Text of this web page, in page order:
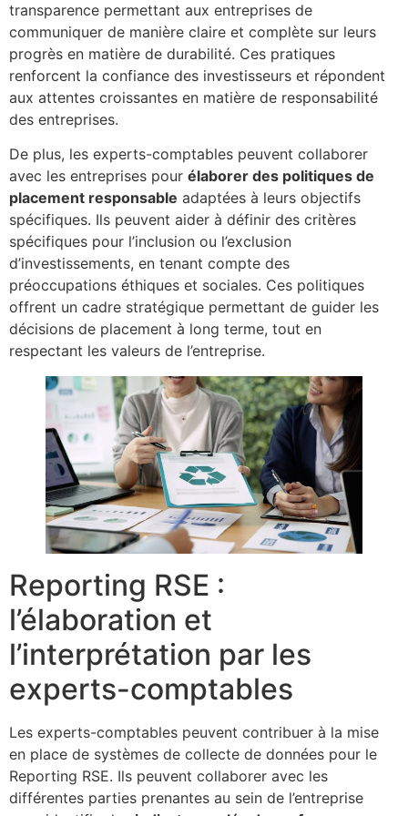
transparence permettant aux entreprises de
communiquer de manière claire et complète sur leurs
progrès en matière de durabilité. Ces pratiques
renforcent la confiance des investisseurs et répondent
aux attentes croissantes en matière de responsabilité
des entreprises.
De plus, les experts-comptables peuvent collaborer
avec les entreprises pour élaborer des politiques de
placement responsable adaptées à leurs objectifs
spécifiques. Ils peuvent aider à définir des critères
spécifiques pour l’inclusion ou l’exclusion
d’investissements, en tenant compte des
préoccupations éthiques et sociales. Ces politiques
offrent un cadre stratégique permettant de guider les
décisions de placement à long terme, tout en
respectant les valeurs de l’entreprise.
Reporting RSE :
l’élaboration et
l’interprétation par les
experts-comptables
Les experts-comptables peuvent contribuer à la mise
en place de systèmes de collecte de données pour le
Reporting RSE. Ils peuvent collaborer avec les
différentes parties prenantes au sein de l’entreprise